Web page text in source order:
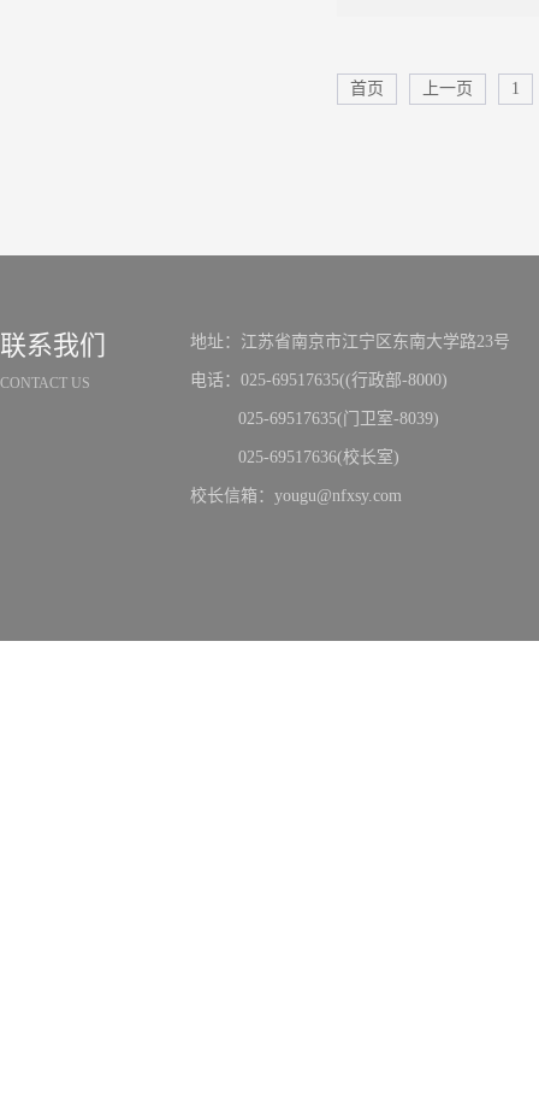
首页
上一页 1
联系我们
CONTACT US
地址：江苏省南京市江宁区东南大学路23号
电话：025-69517635((行政部-8000)
025-69517635(门卫室-8039)
025-69517636(校长室)
校长信箱：yougu@nfxsy.com